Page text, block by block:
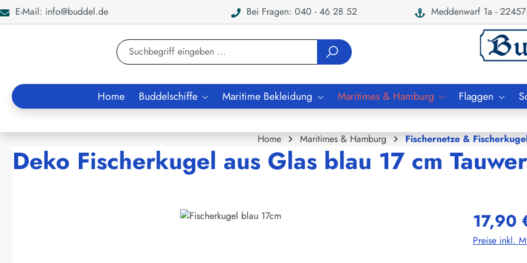
Zur Suche springen
E-Mail: info@buddel.de Bei Fragen: 040 - 46 28 52 Meddenwarf 1a -
Home Buddelschiffe Maritime Bekleidung Maritimes & Hamburg Flaggen
Home Maritimes & Hamburg Fischernetze &
Deko Fischerkugel aus Glas blau 17 cm
17,90
Preise inkl.